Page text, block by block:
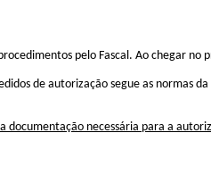
pelo Fascal . Ao chegar no
de autorização segue as normas
documentação necessária para a